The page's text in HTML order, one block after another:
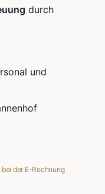
durch
und
bei der E-Rechnung